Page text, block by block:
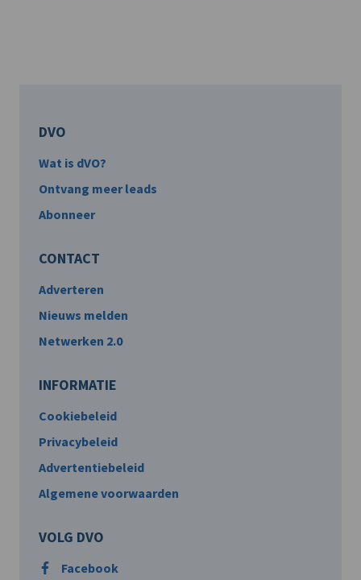
DVO
Wat is dVO?
Ontvang meer leads
Abonneer
CONTACT
Adverteren
Nieuws melden
Netwerken 2.0
INFORMATIE
Cookiebeleid
Privacybeleid
Advertentiebeleid
Algemene voorwaarden
VOLG DVO
Facebook